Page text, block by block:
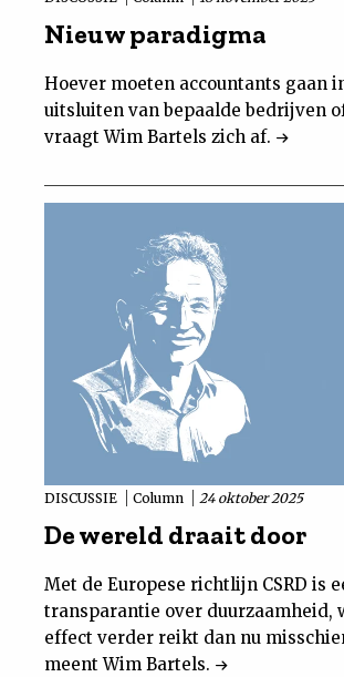
Nieuw paradigma
Hoever moeten accountants gaan
uitsluiten van bepaalde bedrijven
vraagt Wim Bartels zich af.
DISCUSSIE Column 24 oktober 2025
De wereld draait door
Met de Europese richtlijn CSRD is
transparantie over duurzaamheid,
effect verder reikt dan nu
meent Wim Bartels.